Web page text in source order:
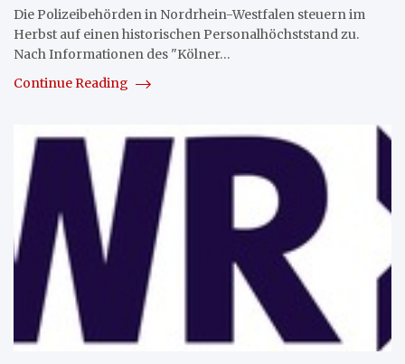
Die Polizeibehörden in Nordrhein-Westfalen steuern im
Herbst auf einen historischen Personalhöchststand zu.
Nach Informationen des "Kölner…
Continue Reading